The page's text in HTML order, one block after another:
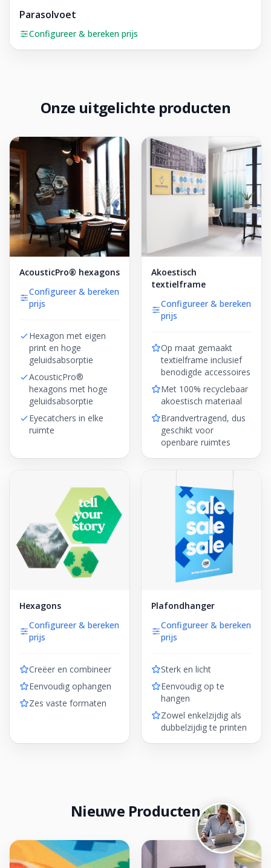
Parasolvoet
Configureer & bereken prijs
Onze uitgelichte producten
AcousticPro® hexagons
Configureer & bereken
prijs
Hexagon met eigen
print en hoge
geluidsabsorptie
AcousticPro®
hexagons met hoge
geluidsabsorptie
Eyecatchers in elke
ruimte
Akoestisch
textielframe
Configureer & bereken
prijs
Op maat gemaakt
textielframe inclusief
benodigde accessoires
Met 100% recyclebaar
akoestisch materiaal
Brandvertragend, dus
geschikt voor
openbare ruimtes
Hexagons
Configureer & bereken
prijs
Creëer en combineer
Eenvoudig ophangen
Zes vaste formaten
Plafondhanger
Configureer & bereken
prijs
Sterk en licht
Eenvoudig op te
hangen
Zowel enkelzijdig als
dubbelzijdig te printen
Nieuwe Producten
Foliereclame
Meestal binnen een dag